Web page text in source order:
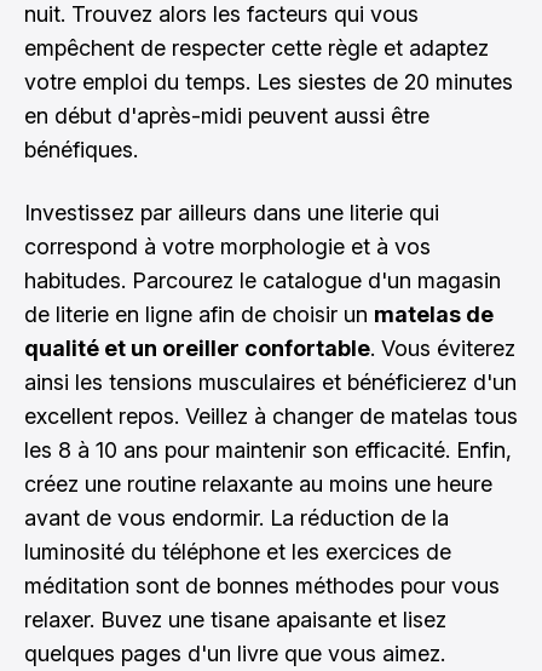
nuit. Trouvez alors les facteurs qui vous
empêchent de respecter cette règle et adaptez
votre emploi du temps. Les siestes de 20 minutes
en début d'après-midi peuvent aussi être
bénéfiques.
Investissez par ailleurs dans une literie qui
correspond à votre morphologie et à vos
habitudes. Parcourez le catalogue d'un magasin
de literie en ligne afin de choisir un matelas de
qualité et un oreiller confortable. Vous éviterez
ainsi les tensions musculaires et bénéficierez d'un
excellent repos. Veillez à changer de matelas tous
les 8 à 10 ans pour maintenir son efficacité. Enfin,
créez une routine relaxante au moins une heure
avant de vous endormir. La réduction de la
luminosité du téléphone et les exercices de
méditation sont de bonnes méthodes pour vous
relaxer. Buvez une tisane apaisante et lisez
quelques pages d'un livre que vous aimez.